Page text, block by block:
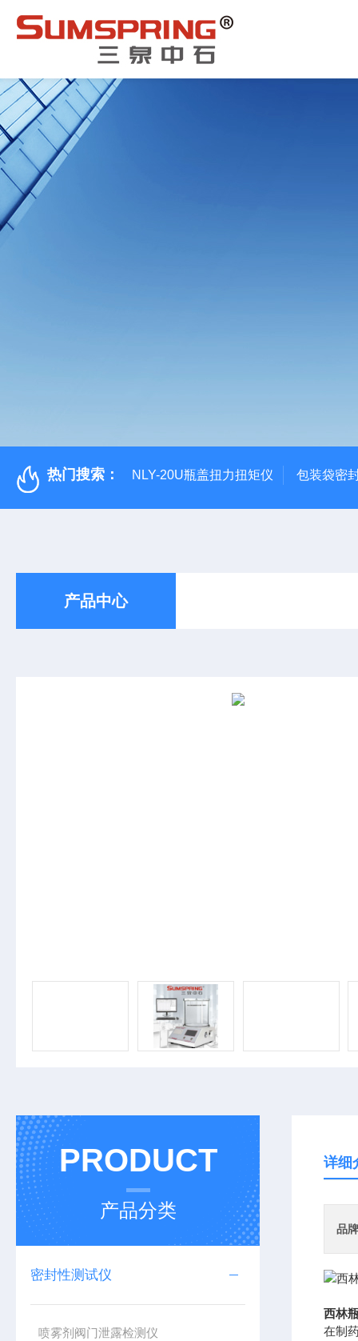
热门搜索： NLY-20U瓶盖扭力扭矩仪 包装袋密
产品中心
PRODUCT
产品分类
密封性测试仪
喷雾剂阀门泄露检测仪
详细
品牌
西林
在制